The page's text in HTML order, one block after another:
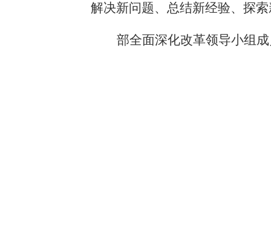
解决新问题、总结新经验、探
部全面深化改革领导小组